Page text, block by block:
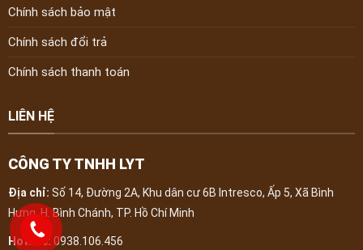
Chính sách bảo mật
Chính sách đổi trả
Chính sách thanh toán
LIÊN HỆ
CÔNG TY TNHH LYT
Địa chỉ: Số 14, Đường 2A, Khu dân cư 6B Intresco, Ấp 5, Xã Bình
Hưng, H. Bình Chánh, TP. Hồ Chí Minh
Hotline:0938.106.456